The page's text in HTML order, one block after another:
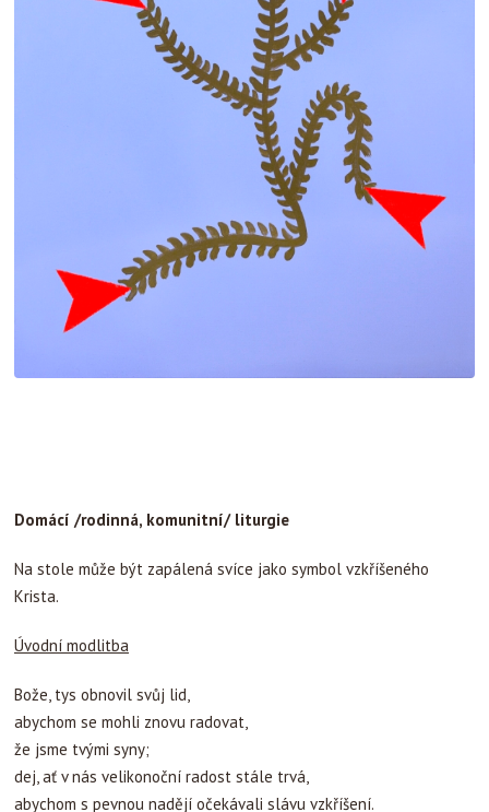
Domácí /rodinná, komunitní/ liturgie
Na stole může být zapálená svíce jako symbol vzkříšeného
Krista.
Úvodní modlitba
Bože, tys obnovil svůj lid,
abychom se mohli znovu radovat,
že jsme tvými syny;
dej, ať v nás velikonoční radost stále trvá,
abychom s pevnou nadějí očekávali slávu vzkříšení.